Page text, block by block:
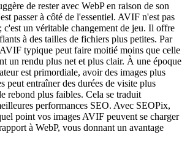
de rester avec WebP en raison de son
passer à côté de l'essentiel. AVIF n'est pas
c'est un véritable changement de jeu. Il offre
à des tailles de fichiers plus petites. Par
typique peut faire moitié moins que celle
un rendu plus net et plus clair. À une époque
est primordiale, avoir des images plus
peut entraîner des durées de visite plus
rebond plus faibles. Cela se traduit
performances SEO. Avec SEOPix,
point vos images AVIF peuvent se charger
à WebP, vous donnant un avantage